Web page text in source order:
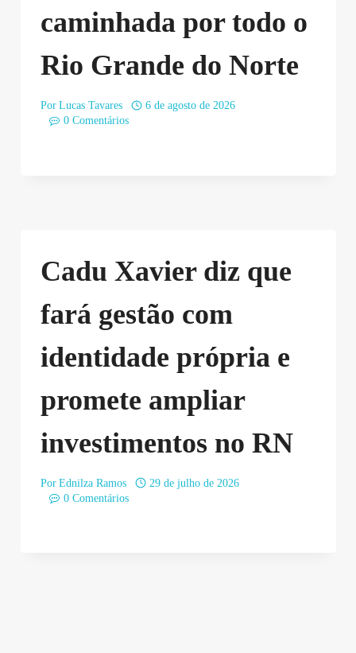
caminhada por todo o
Rio Grande do Norte
Por Lucas Tavares
6 de agosto de 2026
0 Comentários
Cadu Xavier diz que
fará gestão com
identidade própria e
promete ampliar
investimentos no RN
Por Ednilza Ramos
29 de julho de 2026
0 Comentários